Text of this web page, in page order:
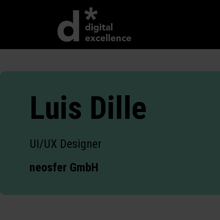
Luis Dille
UI/UX Designer
neosfer GmbH